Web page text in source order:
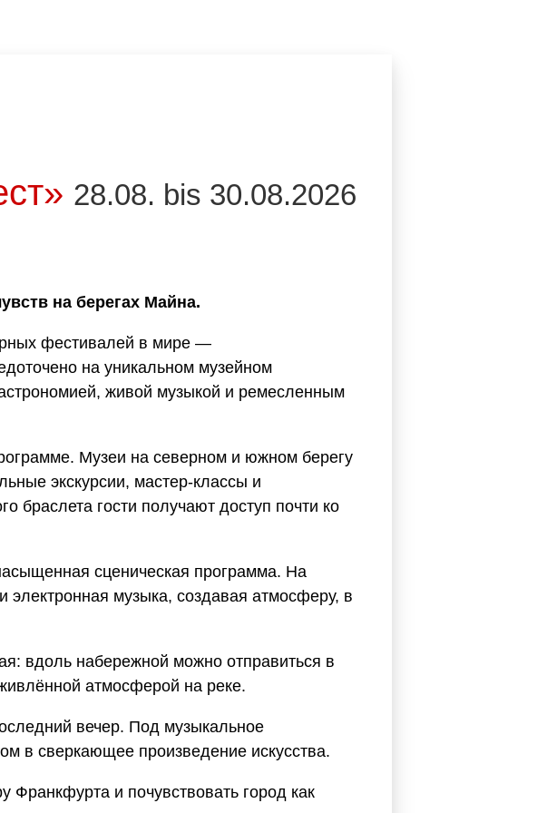
28.08. bis 30.08.2026
на берегах Майна.
фестивалей в мире —
на уникальном музейном
живой музыкой и ремесленным
Музеи на северном и южном берегу
экскурсии, мастер-классы и
браслета гости получают доступ почти ко
сценическая программа. На
музыка, создавая атмосферу, в
вдоль набережной можно отправиться в
атмосферой на реке.
вечер. Под музыкальное
в сверкающее произведение искусства.
Франкфурта и почувствовать город как